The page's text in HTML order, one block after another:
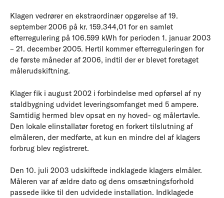
Klagen vedrører en ekstraordinær opgørelse af 19.
september 2006 på kr. 159.344,01 for en samlet
efterregulering på 106.599 kWh for perioden 1. januar 2003
– 21. december 2005. Hertil kommer efterreguleringen for
de første måneder af 2006, indtil der er blevet foretaget
målerudskiftning.
Klager fik i august 2002 i forbindelse med opførsel af ny
staldbygning udvidet leveringsomfanget med 5 ampere.
Samtidig hermed blev opsat en ny hoved- og målertavle.
Den lokale elinstallatør foretog en forkert tilslutning af
elmåleren, der medførte, at kun en mindre del af klagers
forbrug blev registreret.
Den 10. juli 2003 udskiftede indklagede klagers elmåler.
Måleren var af ældre dato og dens omsætningsforhold
passede ikke til den udvidede installation. Indklagede